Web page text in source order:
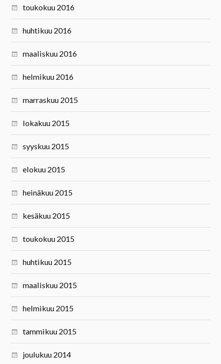
toukokuu 2016
huhtikuu 2016
maaliskuu 2016
helmikuu 2016
marraskuu 2015
lokakuu 2015
syyskuu 2015
elokuu 2015
heinäkuu 2015
kesäkuu 2015
toukokuu 2015
huhtikuu 2015
maaliskuu 2015
helmikuu 2015
tammikuu 2015
joulukuu 2014